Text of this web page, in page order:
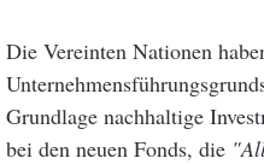
Die Vereinten Nationen
Grundlage nachhaltige
bei den neuen Fonds, die